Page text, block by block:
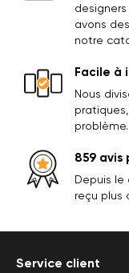
avons
notre
Facile à
Nous
problème.
859 avis
Depuis le
reçu plus
Service client